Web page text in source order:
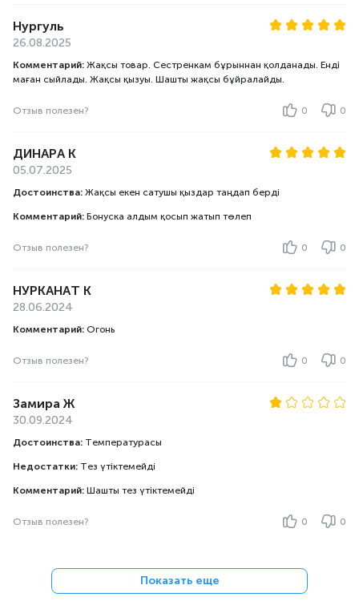
Нургуль
26.08.2025
Комментарий: Жақсы товар. Сестренкам бұрыннан қолданады. Енді
маған сыйлады. Жақсы қызуы. Шашты жақсы бұйралайды.
Отзыв полезен? 0 0
ДИНАРА К
05.07.2025
Достоинства: Жақсы екен сатушы қыздар таңдап берді
Комментарий: Бонуска алдым қосып жатып төлеп
Отзыв полезен? 0 0
НУРКАНАТ К
28.06.2024
Комментарий: Огонь
Отзыв полезен? 0 0
Замира Ж
30.09.2024
Достоинства: Температурасы
Недостатки: Тез үтіктемейді
Комментарий: Шашты тез үтіктемейді
Отзыв полезен? 0 0
Показать еще